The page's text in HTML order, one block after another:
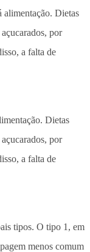
Dietas
por
a falta de